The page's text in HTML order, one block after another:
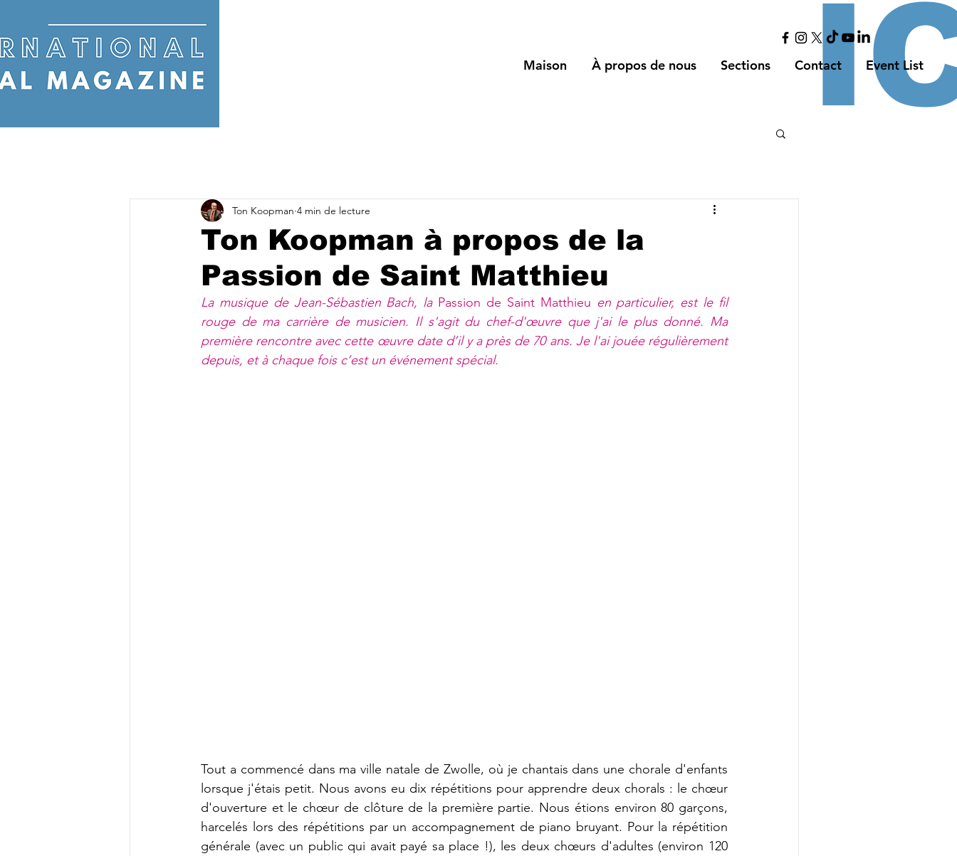
Maison À propos de nous Sections Contact Event List
Ton Koopman à propos de la
Passion de Saint Matthieu
Ton Koopman 4 min de lecture
La musique de Jean-Sébastien Bach, la Passion de Saint Matthieu en particulier, est le fil
rouge de ma carrière de musicien. Il s'agit du chef-d'œuvre que j'ai le plus donné. Ma
première rencontre avec cette œuvre date d’il y a près de 70 ans. Je l'ai jouée régulièrement
depuis, et à chaque fois c’est un événement spécial.
Tout a commencé dans ma ville natale de Zwolle, où je chantais dans une chorale d'enfants
lorsque j'étais petit. Nous avons eu dix répétitions pour apprendre deux chorals : le chœur
d'ouverture et le chœur de clôture de la première partie. Nous étions environ 80 garçons,
harcelés lors des répétitions par un accompagnement de piano bruyant. Pour la répétition
générale (avec un public qui avait payé sa place !), les deux chœurs d'adultes (environ 120